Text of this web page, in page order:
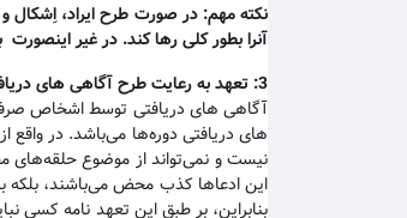
نکته مهم: در صورت طرح ایراد، اِشکال
آنرا بطور کلی رها کند. در غیر
3: تعهد به رعایت طرح آگاهی های
آگاهی های دریافتی توسط اشخاص
های دریافتی دوره‌ها می‌باشد. در
نیست و نمی‌تواند از موضوع حلقه‌های
این ادعاها کذب محض می‌باشند، بلکه
بنابراین، بر طبق این تعهد نامه